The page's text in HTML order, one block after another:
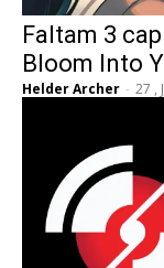
Faltam 3
Bloom Into
Helder Archer - 27 ,